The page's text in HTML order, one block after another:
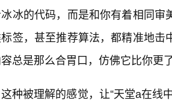
冰的代码，而是和你有着相同
签，甚至推荐算法，都精准地
总是那么合胃口，仿佛它比你更
这种被理解的感觉，让“天堂а在线